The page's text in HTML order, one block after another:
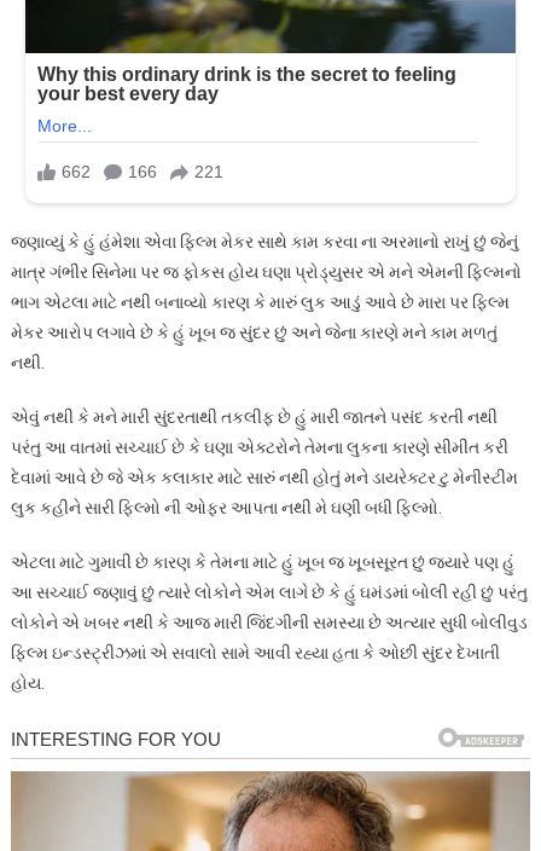
જણાવ્યું કે હું હંમેશા એવા ફિલ્મ મેકર સાથે કામ કરવા ના અરમાનો રાખું છું જેનું
માત્ર ગંભીર સિનેમા પર જ ફોકસ હોય ઘણા પ્રોડ્યુસર એ મને એમની ફિલ્મનો
ભાગ એટલા માટે નથી બનાવ્યો કારણ કે મારું લુક આડું આવે છે મારા પર ફિલ્મ
મેકર આરોપ લગાવે છે કે હું ખૂબ જ સુંદર છું અને જેના કારણે મને કામ મળતું
નથી.
એવું નથી કે મને મારી સુંદરતાથી તકલીફ છે હું મારી જાતને પસંદ કરતી નથી
પરંતુ આ વાતમાં સચ્ચાઈ છે કે ઘણા એક્ટરોને તેમના લુકના કારણે સીમીત કરી
દેવામાં આવે છે જે એક કલાકાર માટે સારું નથી હોતું મને ડાયરેક્ટર ટુ મેનીસ્ટીમ
લુક કહીને સારી ફિલ્મો ની ઓફર આપતા નથી મે ઘણી બધી ફિલ્મો.
એટલા માટે ગુમાવી છે કારણ કે તેમના માટે હું ખૂબ જ ખૂબસૂરત છું જ્યારે પણ હું
આ સચ્ચાઈ જણાવું છું ત્યારે લોકોને એમ લાગે છે કે હું ઘમંડમાં બોલી રહી છું પરંતુ
લોકોને એ ખબર નથી કે આજ મારી જિંદગીની સમસ્યા છે અત્યાર સુધી બોલીવુડ
ફિલ્મ ઇન્ડસ્ટ્રીઝમાં એ સવાલો સામે આવી રહ્યા હતા કે ઓછી સુંદર દેખાતી
હોય.